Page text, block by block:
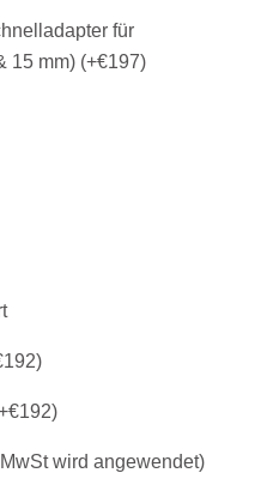
für
15 mm) (+€197)
192)
€192)
wird angewendet)